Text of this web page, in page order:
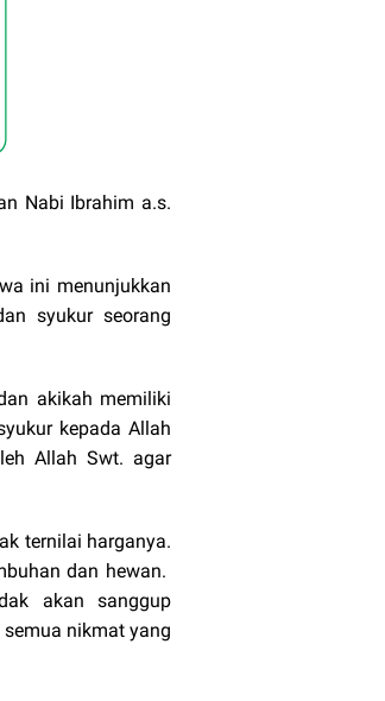
Nabi Ibrahim a.s.
ini menunjukkan
syukur seorang
akikah memiliki
kepada Allah
Allah Swt. agar
ternilai harganya.
dan hewan.
akan sanggup
nikmat yang